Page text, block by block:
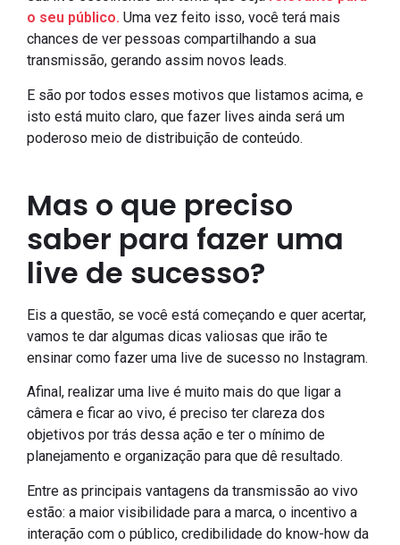
o seu público. Uma vez feito isso, você terá mais
chances de ver pessoas compartilhando a sua
transmissão, gerando assim novos leads.
E são por todos esses motivos que listamos acima, e
isto está muito claro, que fazer lives ainda será um
poderoso meio de distribuição de conteúdo.
Mas o que preciso
saber para fazer uma
live de sucesso?
Eis a questão, se você está começando e quer acertar,
vamos te dar algumas dicas valiosas que irão te
ensinar como fazer uma live de sucesso no Instagram.
Afinal, realizar uma live é muito mais do que ligar a
câmera e ficar ao vivo, é preciso ter clareza dos
objetivos por trás dessa ação e ter o mínimo de
planejamento e organização para que dê resultado.
Entre as principais vantagens da transmissão ao vivo
estão: a maior visibilidade para a marca, o incentivo a
interação com o público, credibilidade do know-how da